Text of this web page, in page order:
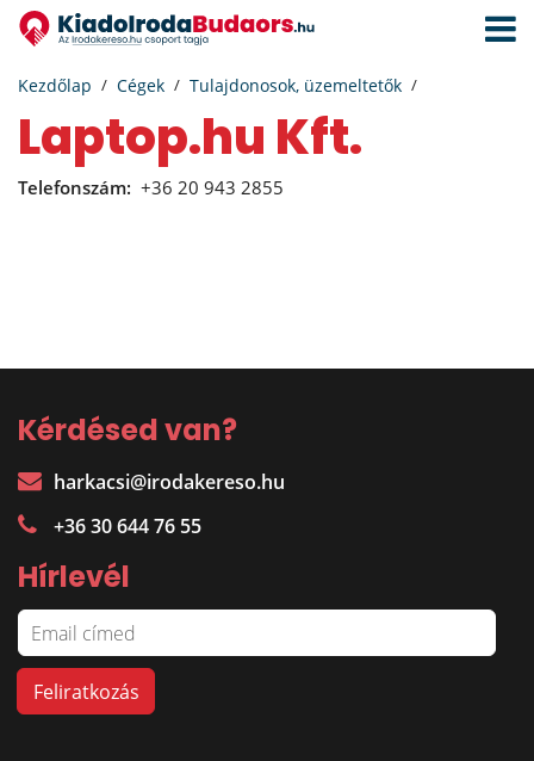
Kezdőlap Cégek Tulajdonosok, üzemeltetők
Laptop.hu Kft.
Telefonszám: +36 20 943 2855
Kérdésed van?
harkacsi@irodakereso.hu
+36 30 644 76 55
Hírlevél